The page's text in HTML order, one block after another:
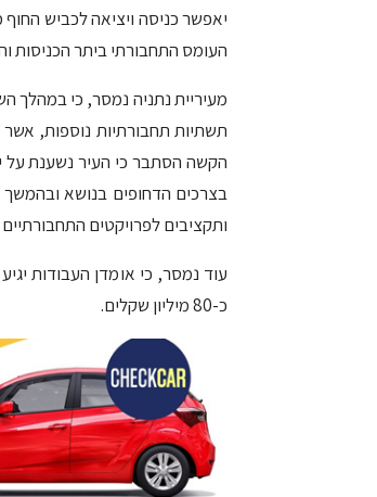
יאפשר כניסה ויציאה לכביש החוף
העומס התחבורתי ביתר הכניסות
מעיריית נתניה נמסר, כי במהלך
תשתיות תחבורתיות נוספות, אשר
הקשה הסתבר כי העיר נשענת על
בצרכים הדחופים בנושא
ותקציבים לפרויקטים
כ-80 מיליון שקלים.